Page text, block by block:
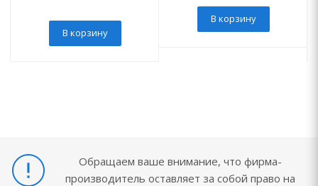
В корзину
В корзину
Обращаем ваше внимание, что фирма-
производитель оставляет за собой право на